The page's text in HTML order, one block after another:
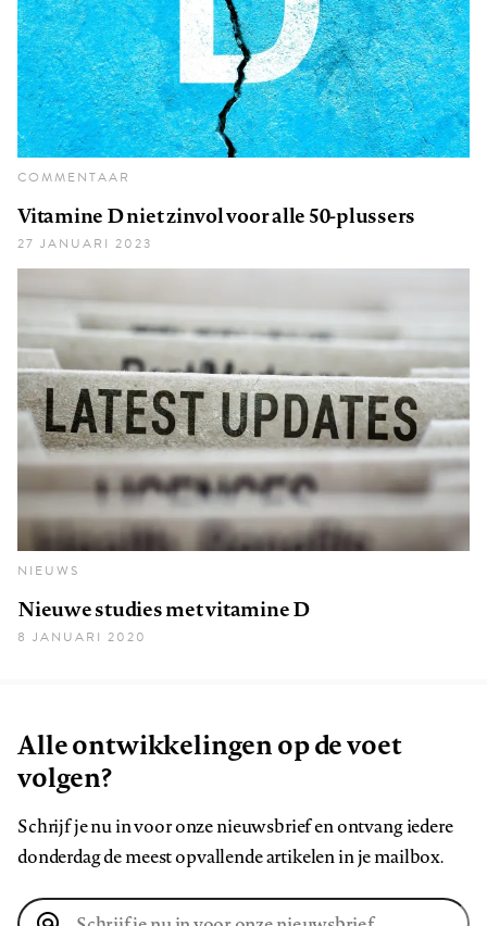
COMMENTAAR
Vitamine D niet zinvol voor alle 50-plussers
27 JANUARI 2023
NIEUWS
Nieuwe studies met vitamine D
8 JANUARI 2020
Alle ontwikkelingen op de voet
volgen?
Schrijf je nu in voor onze nieuwsbrief en ontvang iedere
donderdag de meest opvallende artikelen in je mailbox.